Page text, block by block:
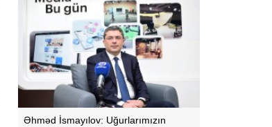
vətəndaşları qəbul edib
Əhməd İsmayılov: Uğurlarımızın